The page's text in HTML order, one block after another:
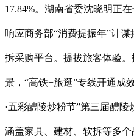
17.84%。湖南省委沈晓明正
响应商务部“消费提振年”计
拆采购平台。提拔旅客体验
景，“高铁+旅逛”专线开通成
·五彩醴陵炒粉节”第三届醴陵
涵盖家具、建材、软拆等多